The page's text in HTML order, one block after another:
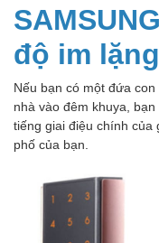
độ im lặng
Nếu bạn có một đứa
nhà vào đêm khuya,
tiếng giai điệu chính của
phố của bạn.